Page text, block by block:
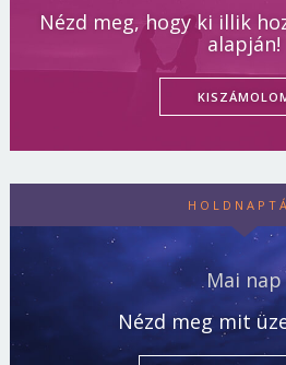
Nézd meg, hogy ki illik
alapján!
Mai nap
Nézd meg mit